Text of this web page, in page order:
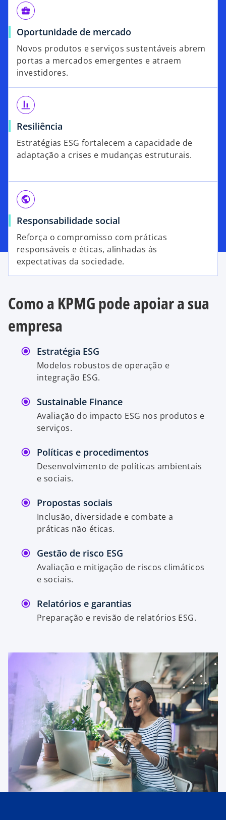
business_center
Oportunidade de mercado
Novos produtos e serviços sustentáveis abrem
portas a mercados emergentes e atraem
investidores.
align_vertical_bottom
Resiliência
Estratégias ESG fortalecem a capacidade de
adaptação a crises e mudanças estruturais.
public
Responsabilidade social
Reforça o compromisso com práticas
responsáveis e éticas, alinhadas às
expectativas da sociedade.
Como a KPMG pode apoiar a sua
empresa
Estratégia ESG
Modelos robustos de operação e
integração ESG.
Sustainable Finance
Avaliação do impacto ESG nos produtos e
serviços.
Políticas e procedimentos
Desenvolvimento de políticas ambientais
e sociais.
Propostas sociais
Inclusão, diversidade e combate a
práticas não éticas.
Gestão de risco ESG
Avaliação e mitigação de riscos climáticos
e sociais.
Relatórios e garantias
Preparação e revisão de relatórios ESG.